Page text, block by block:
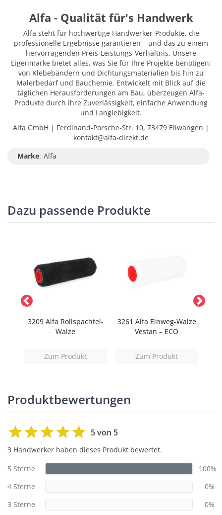
Alfa - Qualität für's Handwerk
Alfa steht für hochwertige Handwerker-Produkte, die
professionelle Ergebnisse garantieren – und das zu einem
hervorragenden Preis-Leistungs-Verhältnis. Unsere
Eigenmarke bietet alles, was Sie für Ihre Projekte benötigen:
von Klebebändern und Dichtungsmaterialien bis hin zu
Malerbedarf und Bauchemie. Entwickelt mit Blick auf die
täglichen Herausforderungen am Bau, überzeugen Alfa-
Produkte durch ihre Zuverlässigkeit, einfache Anwendung
und Langlebigkeit.
Alfa GmbH | Ferdinand-Porsche-Str. 10, 73479 Ellwangen |
kontakt@alfa-direkt.de
Marke: Alfa
Dazu passende Produkte
3209 Alfa Rollspachtel-
Walze
Zum Produkt
3261 Alfa Einweg-Walze
Vestan – ECO
Zum Produkt
Produktbewertungen
5 von 5
3 Handwerker haben dieses Produkt bewertet.
5 Sterne
100%
4 Sterne
0%
3 Sterne
0%